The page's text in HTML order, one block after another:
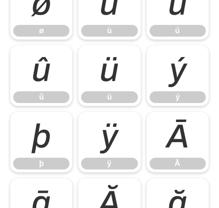
ø ù ú
û
û
ü
ü
ý
ý
þ
þ
ÿ
ÿ
Ā
Ā